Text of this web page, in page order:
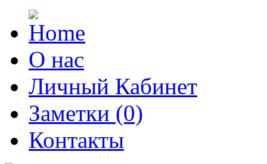
О нас
Личный Кабинет
Заметки (0)
Контакты